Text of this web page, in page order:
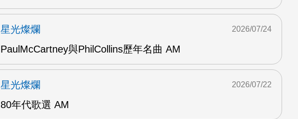
星光燦爛
PaulMcCartney與PhilCollins歷年名曲 AM
2026/07/24
星光燦爛
80年代歌選 AM
2026/07/22